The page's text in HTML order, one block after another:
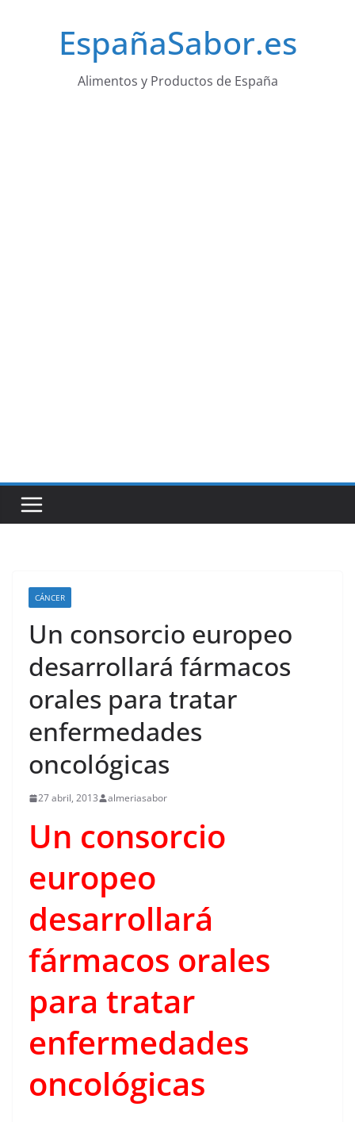
EspañaSabor.es
Alimentos y Productos de España
CÁNCER
Un consorcio europeo
desarrollará fármacos
orales para tratar
enfermedades
oncológicas
27 abril, 2013 almeriasabor
Un consorcio
europeo
desarrollará
fármacos orales
para tratar
enfermedades
oncológicas